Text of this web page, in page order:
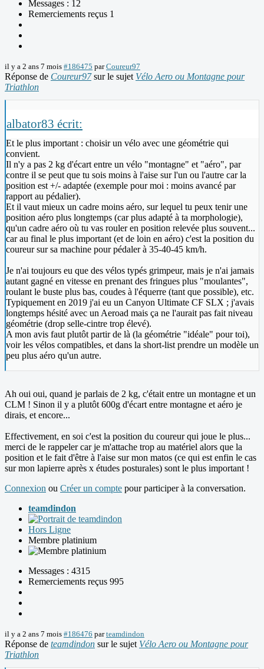
Messages : 12
Remerciements reçus 1
il y a 2 ans 7 mois #186475 parCoureur97
Réponse de Coureur97sur le sujet Vélo Aero ou Montagne pour
Triathlon
albator83 écrit:
Et le plus important : choisir un vélo avec une géométrie qui
convient.
Il n'y a pas 2 kg d'écart entre un vélo "montagne" et "aéro", par
contre il se peut que tu sois moins à l'aise sur l'un ou l'autre car la
position est +/- adaptée (exemple pour moi : moins avancé par
rapport au pédalier).
Et il vaut mieux un cadre moins aéro, sur lequel tu peux tenir une
position aéro plus longtemps (car plus adapté à ta morphologie),
qu'un cadre aéro où tu vas rouler en position relevée plus souvent...
car au final le plus important (et de loin en aéro) c'est la position du
coureur sur sa machine pour pédaler à 35-40-45 km/h.
Je n'ai toujours eu que des vélos typés grimpeur, mais je n'ai jamais
autant gagné en vitesse en prenant des fringues plus "moulantes",
roulant le buste plus bas, coudes à l'équerre (tant que possible), etc.
Typiquement en 2019 j'ai eu un Canyon Ultimate CF SLX ; j'avais
longtemps hésité avec un Aeroad mais ça ne l'aurait pas fait niveau
géométrie (drop selle-cintre trop élevé).
A mon avis faut plutôt partir de là (la géométrie "idéale" pour toi),
voir les vélos compatibles, et dans la short-list prendre un modèle un
peu plus aéro qu'un autre.
Ah oui oui, quand je parlais de 2 kg, c'était entre un montagne et un
CLM ! Sinon il y a plutôt 600g d'écart entre montagne et aéro je
dirais, et encore...
Effectivement, en soi c'est la position du coureur qui joue le plus...
merci de le rappeler car je m'attache trop au matériel alors que la
position et le fait d'être à l'aise sur mon matos (ce qui est enfin le cas
sur mon lapierre après x études posturales) sont le plus important !
Connexion ou Créer un compte pour participer à la conversation.
teamdindon
Hors Ligne
Membre platinium
Messages : 4315
Remerciements reçus 995
il y a 2 ans 7 mois #186476 parteamdindon
Réponse de teamdindon sur le sujet Vélo Aero ou Montagne pour
Triathlon